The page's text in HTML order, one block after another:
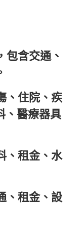
包含交通、
、住院、疾
、醫療器具
、租金、水
、租金、設